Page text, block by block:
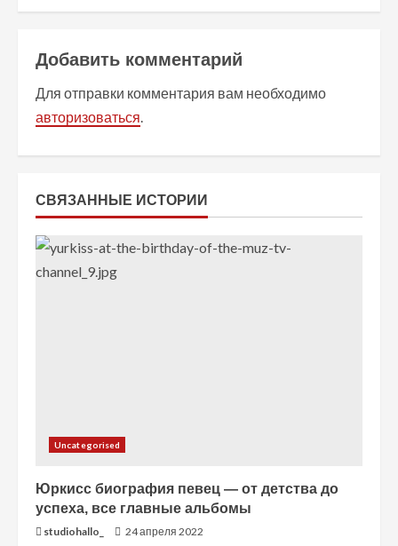
ж
и
т
ь
т
е
н
Добавить комментарий
Для отправки комментария вам необходимо
авторизоваться.
СВЯЗАННЫЕ ИСТОРИИ
Uncategorised
Юркисс биография певец — от детства до
успеха, все главные альбомы
studiohallo_ 24 апреля 2022